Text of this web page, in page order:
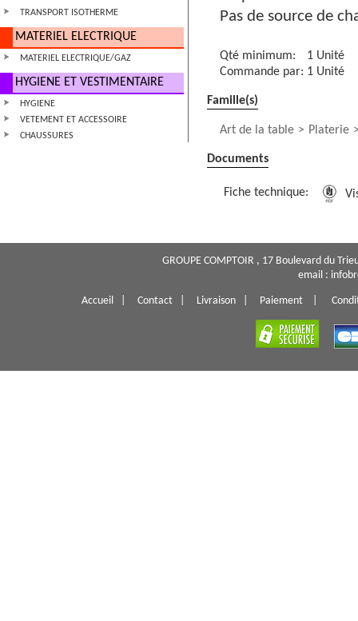
TRANSPORT ISOTHERME
MATERIEL ELECTRIQUE
MATERIEL ELECTRIQUE/GAZ
HYGIENE ET VESTIMENTAIRE
HYGIENE
VETEMENT ET ACCESSOIRE
CHAUSSURES
Pas de source de
Qté minimum:
1 Unité
Commande par: 1 Unité
Famille(s)
Art de la table Platerie
Documents
Fiche technique:
GROUPE COMPTOIR , 17 Boulevard du
email :
Accueil Contact Livraison Paiement